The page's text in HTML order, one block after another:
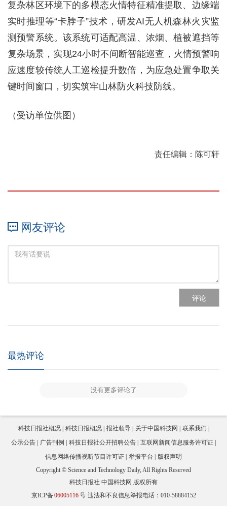
复杂林区环境下的多模态火情特征精准提取、边缘端
实时推理等“卡脖子”技术，研发AI无人机森林火灾监
测预警系统。该系统可适配高温、浓烟、植被遮挡等
复杂场景，实现24小时不间断智能巡查，火情预警响
应速度较传统人工巡检提升数倍，为应急处置争取关
键时间窗口，切实筑牢山林防火科技防线。
（受访单位供图）
责任编辑：陈可轩
网友评论
评论
最热评论
没有更多评论了
科技日报社概况 科技日报概况 报社领导 关于中国科技网
联系我们
公示公告
广告刊例 科技日报社公开招聘公告
互联网新闻信息服务许可证
信息网络传播视听节目许可证
举报平台
版权声明
Copyright © Science and Technology Daily, All Rights Reserved
科技日报社 中国科技网 版权所有
京ICP备06005116号 违法和不良信息举报电话：010-58884152